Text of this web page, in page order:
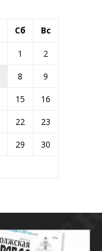
Сб Вс
1
2
8
9
15
16
22
23
29
30